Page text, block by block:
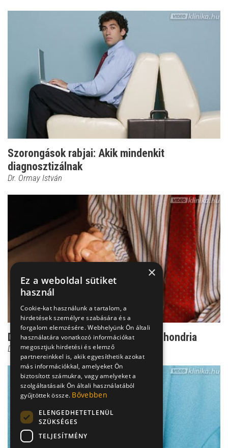
Szorongások rabjai: Akik mindenkit
diagnosztizálnak
Dr. Ormay István
Dr. Csernus: Innentől kóros a hipochondria
Dr. Csernus Imre
×
Ez a weboldal sütiket
használ
Cookie-kat használunk a tartalom, a
hirdetések személyre szabására és a
forgalom elemzésére. Webhelyünk Ön általi
használatára vonatkozó információkat
megosztjuk hirdetési és elemző
partnereinkkel is, akik egyesíthetik azokat
más információkkal, amelyeket Ön
biztosított számukra, vagy amelyeket a
szolgáltatásaik Ön általi használatából
gyűjtöttek össze. Bővebben
ELENGEDHETETLENÜL
SZÜKSÉGES
TELJESÍTMÉNY